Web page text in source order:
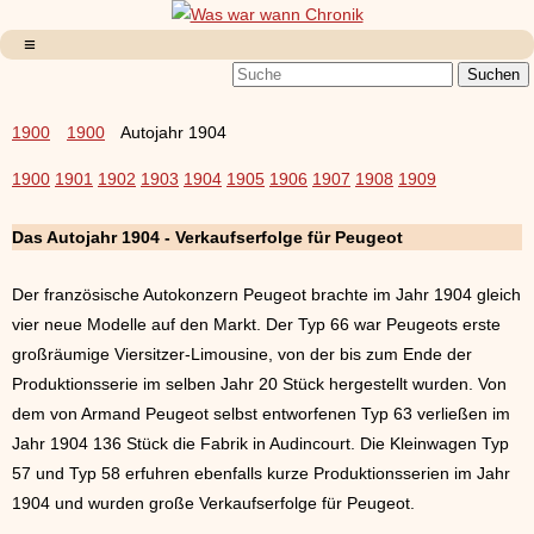
1900 1900 Autojahr 1904
1900 1901 1902 1903 1904 1905 1906 1907 1908 1909
Das Autojahr 1904 - Verkaufserfolge für Peugeot
Der französische Autokonzern Peugeot brachte im Jahr 1904 gleich
vier neue Modelle auf den Markt. Der Typ 66 war Peugeots erste
großräumige Viersitzer-Limousine, von der bis zum Ende der
Produktionsserie im selben Jahr 20 Stück hergestellt wurden. Von
dem von Armand Peugeot selbst entworfenen Typ 63 verließen im
Jahr 1904 136 Stück die Fabrik in Audincourt. Die Kleinwagen Typ
57 und Typ 58 erfuhren ebenfalls kurze Produktionsserien im Jahr
1904 und wurden große Verkaufserfolge für Peugeot.